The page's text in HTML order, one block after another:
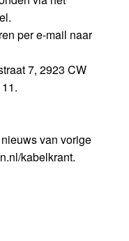
per e-mail naar
7, 2923 CW
van vorige
kabelkrant.